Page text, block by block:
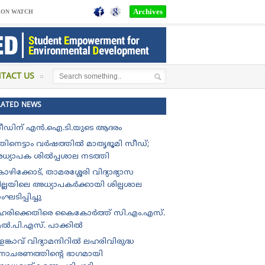
WATCH Archives
US
NEWS
എൻ.ഐ.ടി.യുടെ ആദരം
വർഷത്തിൽ മാതൃഭൂമി സീഡ്;
ശിൽപ്പശാല നടത്തി
താമരശ്ശേരി വിദ്യാഭ്യാസ
അധ്യാപകർക്കായി ശില്പശാല
കൈകോർത്ത് സി.എം.എസ്.
പാക്കിൽ
വിദ്യാമന്ദിറിൽ ലഹരിവിരുദ്ധ
ഭാഗമായി